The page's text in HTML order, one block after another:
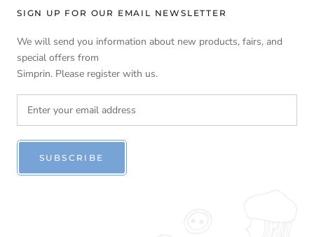
SIGN UP FOR OUR EMAIL NEWSLETTER
We will send you information about new products, fairs, and
special offers from
Simprin. Please register with us.
SUBSCRIBE